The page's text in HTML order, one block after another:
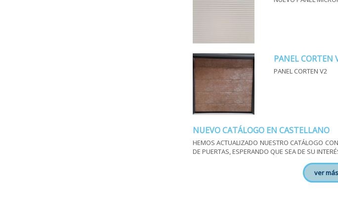
PANEL CORTEN
PANEL CORTEN V2
NUEVO CATÁLOGO EN CASTELLANO
HEMOS ACTUALIZADO NUESTRO CATÁLOGO
DE PUERTAS, ESPERANDO QUE SEA DE SU
ver